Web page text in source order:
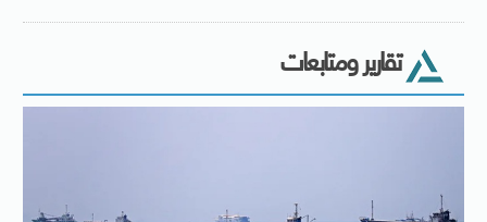
تقارير ومتابعات